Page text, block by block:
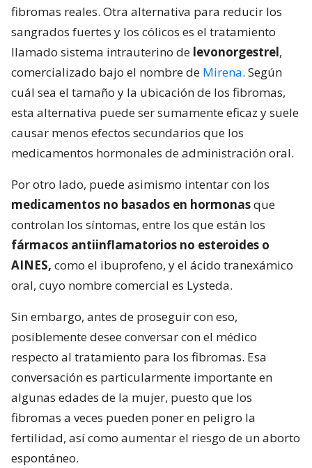
fibromas reales. Otra alternativa para reducir los
sangrados fuertes y los cólicos es el tratamiento
llamado sistema intrauterino de levonorgestrel,
comercializado bajo el nombre de Mirena. Según
cuál sea el tamaño y la ubicación de los fibromas,
esta alternativa puede ser sumamente eficaz y suele
causar menos efectos secundarios que los
medicamentos hormonales de administración oral.
Por otro lado, puede asimismo intentar con los
medicamentos no basados en hormonasque
controlan los síntomas, entre los que están los
fármacos antiinflamatorios no esteroides o
AINES, como el ibuprofeno, y el ácido tranexámico
oral, cuyo nombre comercial es Lysteda.
Sin embargo, antes de proseguir con eso,
posiblemente desee conversar con el médico
respecto al tratamiento para los fibromas. Esa
conversación es particularmente importante en
algunas edades de la mujer, puesto que los
fibromas a veces pueden poner en peligro la
fertilidad, así como aumentar el riesgo de un aborto
espontáneo.